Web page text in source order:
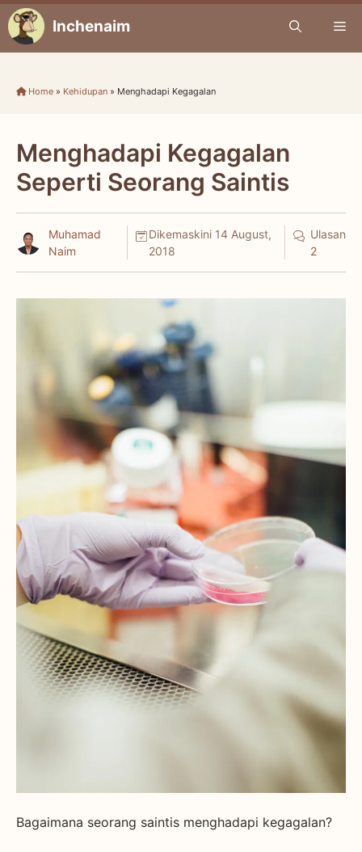
Skip
to
content
Inchenaim
Home » Kehidupan » Menghadapi Kegagalan
Menghadapi Kegagalan
Seperti Seorang Saintis
Muhamad
Naim
Dikemaskini 14 August,
2018
Ulasan
2
Bagaimana seorang saintis menghadapi kegagalan?